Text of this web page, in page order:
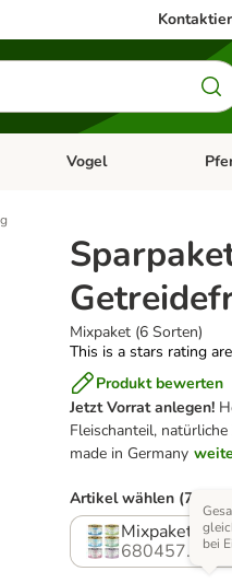
& Zubehör
öffnen: Kleintier
Kategorie-Menü öffnen:
Vogel
Mixpaket (6 Sorten)
This is a stars rating
Produkt bewerten
Jetzt Vorrat anlegen!
Fleischanteil,
made in Germany
Artikel wählen (7
Mixpaket (6
680457.26bei